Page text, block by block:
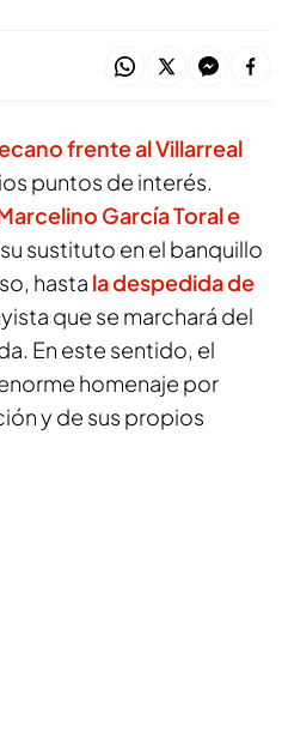
frente alVillarreal
puntos de interés.
García Torale
sustituto en el banquillo
hasta la despedida de
que se marchará del
En este sentido, el
homenaje por
y de sus propios